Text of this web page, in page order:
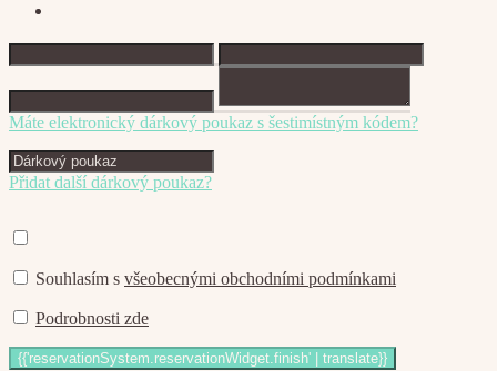
Máte elektronický dárkový poukaz s šestimístným kódem?
Přidat další dárkový poukaz?
Souhlasím s všeobecnými obchodními podmínkami
Podrobnosti zde